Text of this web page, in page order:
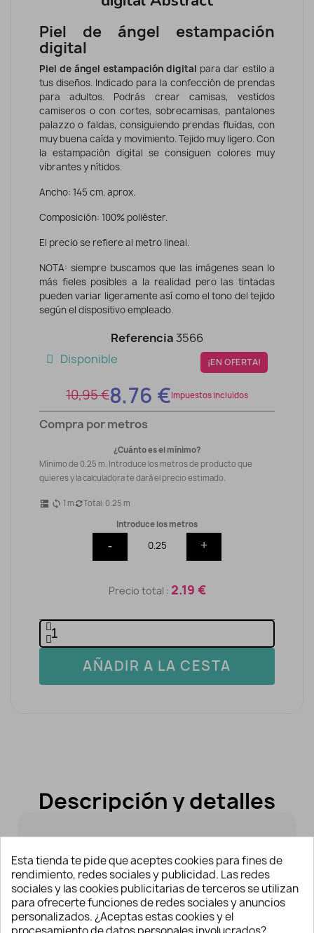
Piel de ángel estampación
digital
Piel de ángel estampación digital para dar estilo a
tus diseños. Indicado para la confección de prendas
para adultos. Podrás crear camisas, vestidos
camiseros o con cortes, sobrecamisas, pantalones
palazzo o faldas, consiguiendo prendas fluidas, con
muy buena caída y movimiento. Tejido muy ligero. Con
la estampación digital se consiguen colores muy
vibrantes y nítidos.
Ancho: 145 cm. aprox.
Composición: 100% poliéster.
El precio se refiere al metro lineal.
NOTA: siempre buscamos que las imágenes sean lo
más fieles posibles a la realidad pero las tintadas
pueden variar ligeramente así como el tono del tejido
según el dispositivo empleado.
Referencia 3566
Disponible
¡EN OFERTA!
10,95 €8,76 €Impuestos incluidos
Compra por metros
¿Cuánto es el mínimo?
Mínimo de 0.25 m. Introduce los metros de producto que
quieres y la calculadora te dará el precio estimado.
dns sync 1 m Total: 0.25 m
Introduce los metros
- +
Precio total : 2.19 €
AÑADIR A LA CESTA
Descripción y detalles
digital
Piel de ángel estampación digitalpara
dar estilo a tus diseños. Indicado para la
confección de prendas para adultos.
Esta tienda te pide que aceptes cookies para fines de
rendimiento, redes sociales y publicidad. Las redes
sociales y las cookies publicitarias de terceros se utilizan
para ofrecerte funciones de redes sociales y anuncios
personalizados. ¿Aceptas estas cookies y el